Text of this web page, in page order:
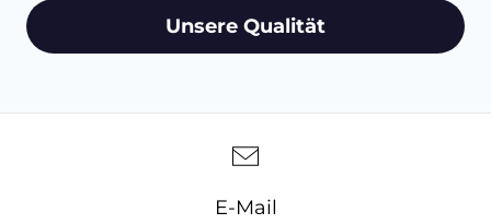
Unsere Qualität
E-Mail